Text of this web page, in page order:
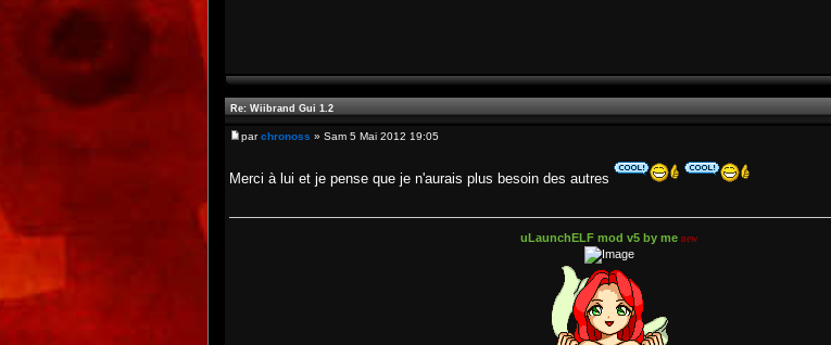
Re: Wiibrand Gui 1.2
parchronoss » Sam 5 Mai 2012 19:05
Merci à lui et je pense que je n'aurais plus besoin des autres
uLaunchELF mod v5 by me new